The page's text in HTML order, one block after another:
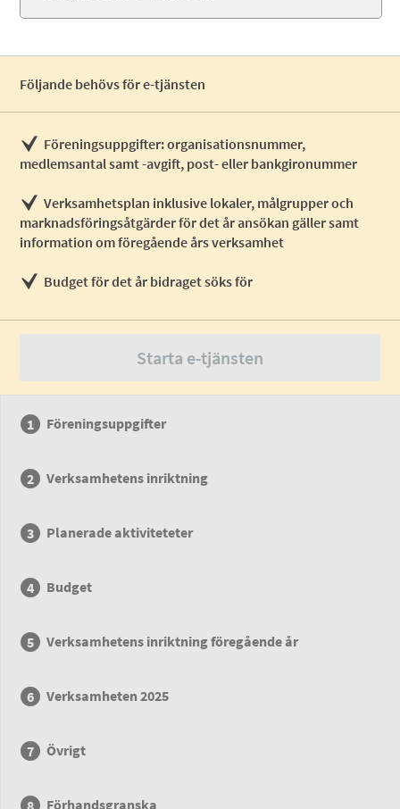
Följande behövs för e-tjänsten
Föreningsuppgifter: organisationsnummer,
medlemsantal samt -avgift, post- eller bankgironummer
Verksamhetsplan inklusive lokaler, målgrupper och
marknadsföringsåtgärder för det år ansökan gäller samt
information om föregående års verksamhet
Budget för det år bidraget söks för
Starta e-tjänsten
Föreningsuppgifter
Verksamhetens inriktning
Planerade aktiviteteter
Budget
Verksamhetens inriktning föregående år
Verksamheten 2025
Övrigt
Förhandsgranska